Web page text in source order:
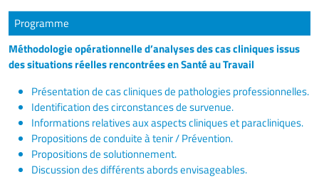
Programme
Méthodologie opérationnelle d’analyses des cas cliniques issus
des situations réelles rencontrées en Santé au Travail
Présentation de cas cliniques de pathologies professionnelles.
Identification des circonstances de survenue.
Informations relatives aux aspects cliniques et paracliniques.
Propositions de conduite à tenir / Prévention.
Propositions de solutionnement.
Discussion des différents abords envisageables.